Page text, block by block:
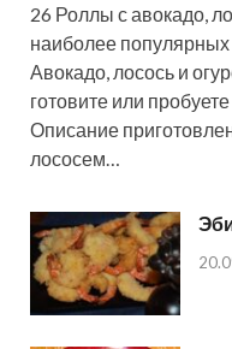
26 Роллы с авокадо,
наиболее популярных
Авокадо, лосось и
готовите или
Описание
лососем…